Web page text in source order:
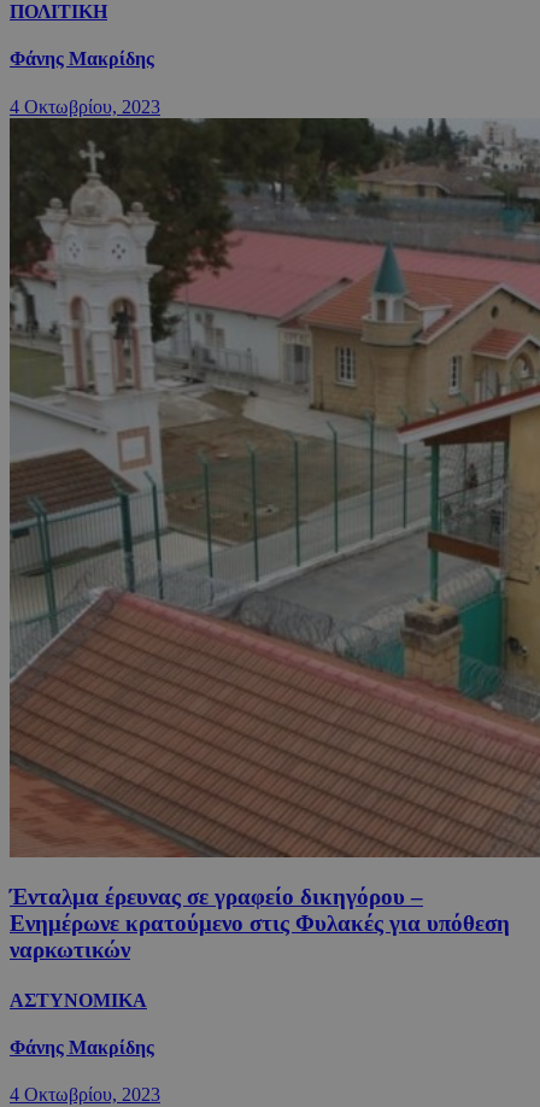
ΠΟΛΙΤΙΚΗ
Φάνης Μακρίδης
4 Οκτωβρίου, 2023
Ένταλμα έρευνας σε γραφείο δικηγόρου –
Ενημέρωνε κρατούμενο στις Φυλακές για υπόθεση
ναρκωτικών
ΑΣΤΥΝΟΜΙΚΑ
Φάνης Μακρίδης
4 Οκτωβρίου, 2023